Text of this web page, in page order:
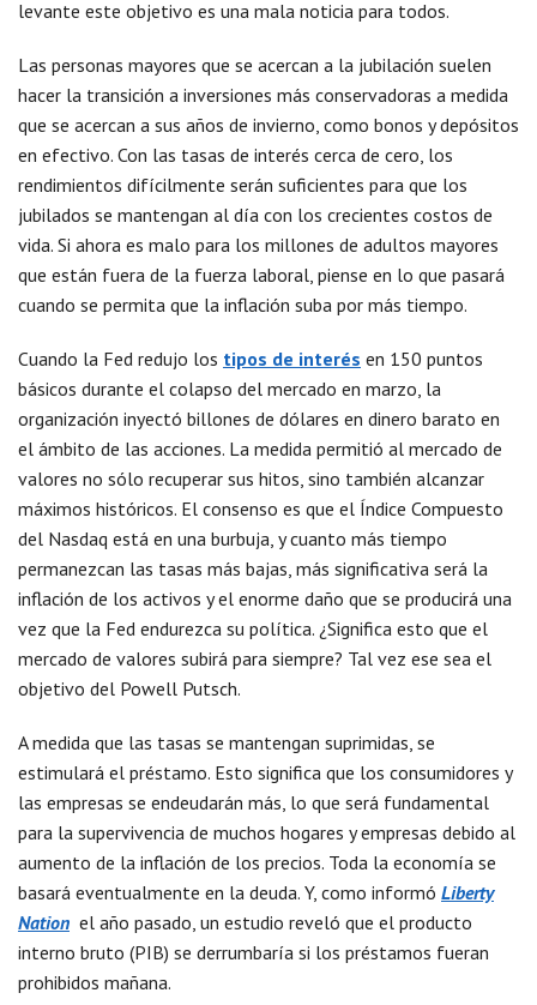
levante este objetivo es una mala noticia para todos.
Las personas mayores que se acercan a la jubilación suelen
hacer la transición a inversiones más conservadoras a medida
que se acercan a sus años de invierno, como bonos y depósitos
en efectivo. Con las tasas de interés cerca de cero, los
rendimientos difícilmente serán suficientes para que los
jubilados se mantengan al día con los crecientes costos de
vida. Si ahora es malo para los millones de adultos mayores
que están fuera de la fuerza laboral, piense en lo que pasará
cuando se permita que la inflación suba por más tiempo.
Cuando la Fed redujo los tipos de interés en 150 puntos
básicos durante el colapso del mercado en marzo, la
organización inyectó billones de dólares en dinero barato en
el ámbito de las acciones. La medida permitió al mercado de
valores no sólo recuperar sus hitos, sino también alcanzar
máximos históricos. El consenso es que el Índice Compuesto
del Nasdaq está en una burbuja, y cuanto más tiempo
permanezcan las tasas más bajas, más significativa será la
inflación de los activos y el enorme daño que se producirá una
vez que la Fed endurezca su política. ¿Significa esto que el
mercado de valores subirá para siempre? Tal vez ese sea el
objetivo del Powell Putsch.
A medida que las tasas se mantengan suprimidas, se
estimulará el préstamo. Esto significa que los consumidores y
las empresas se endeudarán más, lo que será fundamental
para la supervivencia de muchos hogares y empresas debido al
aumento de la inflación de los precios. Toda la economía se
basará eventualmente en la deuda. Y, como informó Liberty
Nation el año pasado, un estudio reveló que el producto
interno bruto (PIB) se derrumbaría si los préstamos fueran
prohibidos mañana.